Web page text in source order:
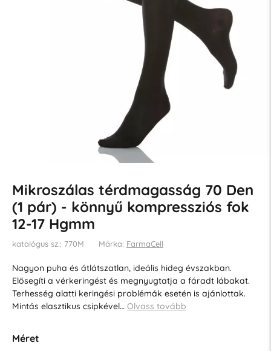
Mikroszálas térdmagasság 70 Den
(1 pár) - könnyű kompressziós fok
12-17 Hgmm
katalógus sz.: 770M Márka: FarmaCell
Nagyon puha és átlátszatlan, ideális hideg évszakban.
Elősegíti a vérkeringést és megnyugtatja a fáradt lábakat.
Terhesség alatti keringési problémák esetén is ajánlottak.
Mintás elasztikus csipkével… Olvass tovább
Méret